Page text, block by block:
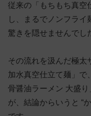
従来の「もちもち真空
し、まるでノンフラ
驚きを隠せませんでし
その流れを汲んだ極太
加水真空仕立て麺」で
骨醤油ラーメン 大盛
が、結論からいうと “